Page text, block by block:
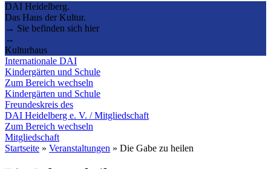
DAI Heidelberg.
Das Haus der Kultur.
→ Sie befinden sich hier
→
Kulturhaus
Internationale DAI
Kindergärten und Schule
Zum Bereich wechseln
Kindergärten und Schule
Freundeskreis des
DAI Heidelberg e. V. / Mitgliedschaft
Zum Bereich wechseln
Mitgliedschaft
Startseite » Veranstaltungen » Die Gabe zu heilen